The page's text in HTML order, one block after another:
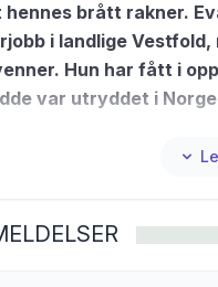
hennes brått rakner.
i landlige
Hun har fått i
var utryddet i
nabo, syttiseks
noe i hverandre,